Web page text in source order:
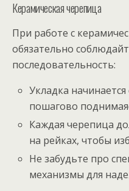
Керамическая черепица
При работе с
обязательно
последовательность:
Укладка
пошагово
Каждая черепица
на рейках, чтобы
Не забудьте про
механизмы для